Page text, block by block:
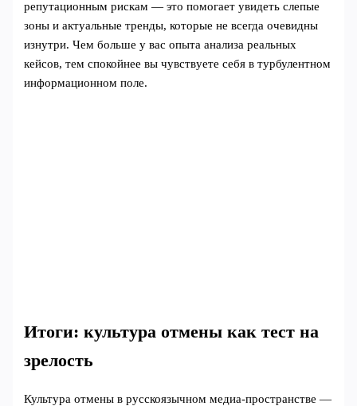
репутационным рискам — это помогает увидеть слепые
зоны и актуальные тренды, которые не всегда очевидны
изнутри. Чем больше у вас опыта анализа реальных
кейсов, тем спокойнее вы чувствуете себя в турбулентном
информационном поле.
Итоги: культура отмены как тест на
зрелость
Культура отмены в русскоязычном медиа-пространстве —